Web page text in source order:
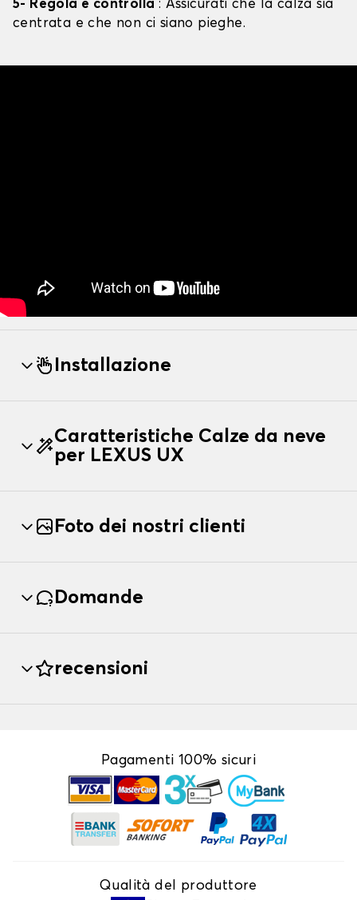
5- Regola e controlla : Assicurati che la calza sia
centrata e che non ci siano pieghe.
Installazione
Caratteristiche Calze da neve
per LEXUS UX
Foto dei nostri clienti
Domande
recensioni
Pagamenti 100% sicuri
Qualità del produttore